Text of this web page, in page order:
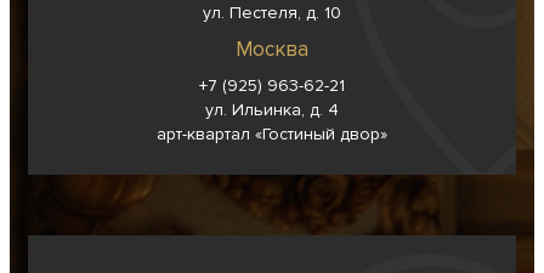
ул. Пестеля, д. 10
Москва
+7 (925) 963-62-21
ул. Ильинка, д. 4
арт-квартал «Гостиный двор»